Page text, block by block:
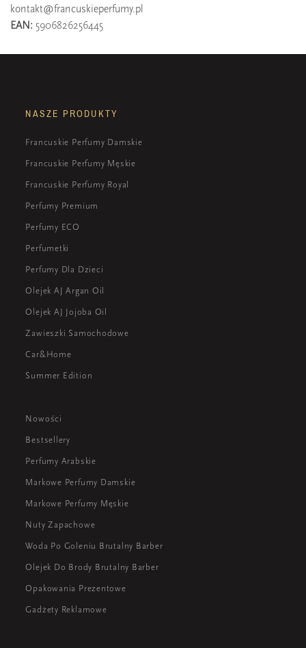
kontakt@francuskieperfumy.pl
EAN: 5906826256445
NASZE PRODUKTY
Francuskie Perfumy Damskie
Francuskie Perfumy Męskie
Francuskie Perfumy Royal
Perfumy Premium
Perfumy ECO
Perfumetki
Perfumy Dla Dzieci
Olejek AJ Argan Oil
Olejek AJ Jojoba Oil
Zawieszki Samochodowe
Car&Home
Summer Edition
Nowości
Bestsellery
Perfumy Arabskie
Markowe Perfumy Damskie
Markowe Perfumy Męskie
Nuty Zapachowe
Woda Po Goleniu Brutalny Barber
Olejek Do Brody Brutalny Barber
Opakowania Prezentowe
Gadżety Reklamowe